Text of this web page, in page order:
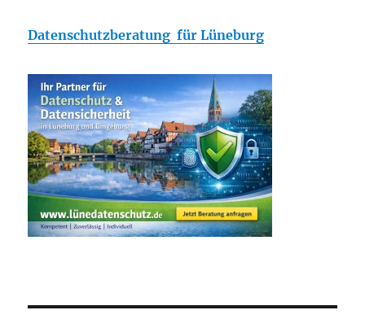
Datenschutzberatung für Lüneburg